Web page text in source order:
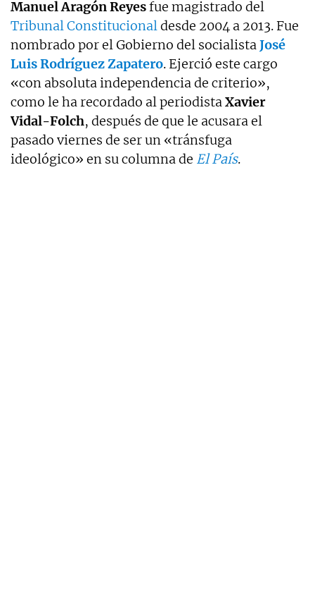
Manuel Aragón Reyesfue magistrado del
Tribunal Constitucionaldesde 2004 a 2013. Fue
nombrado por el Gobierno del socialistaJosé
Luis Rodríguez Zapatero. Ejerció este cargo
«con absoluta independencia de criterio»,
como le ha recordado al periodistaXavier
Vidal-Folch, después de que le acusara el
pasado viernes de ser un «tránsfuga
ideológico» en su columna de El País.